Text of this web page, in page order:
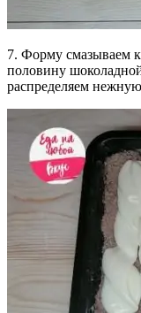
7. Форму смазываем
половину
распределяем